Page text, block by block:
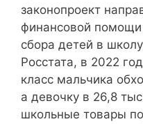
законопроект
финансовой
сбора детей в
Росстата, в 2022
класс мальчика
а девочку в 26,8
школьные товары